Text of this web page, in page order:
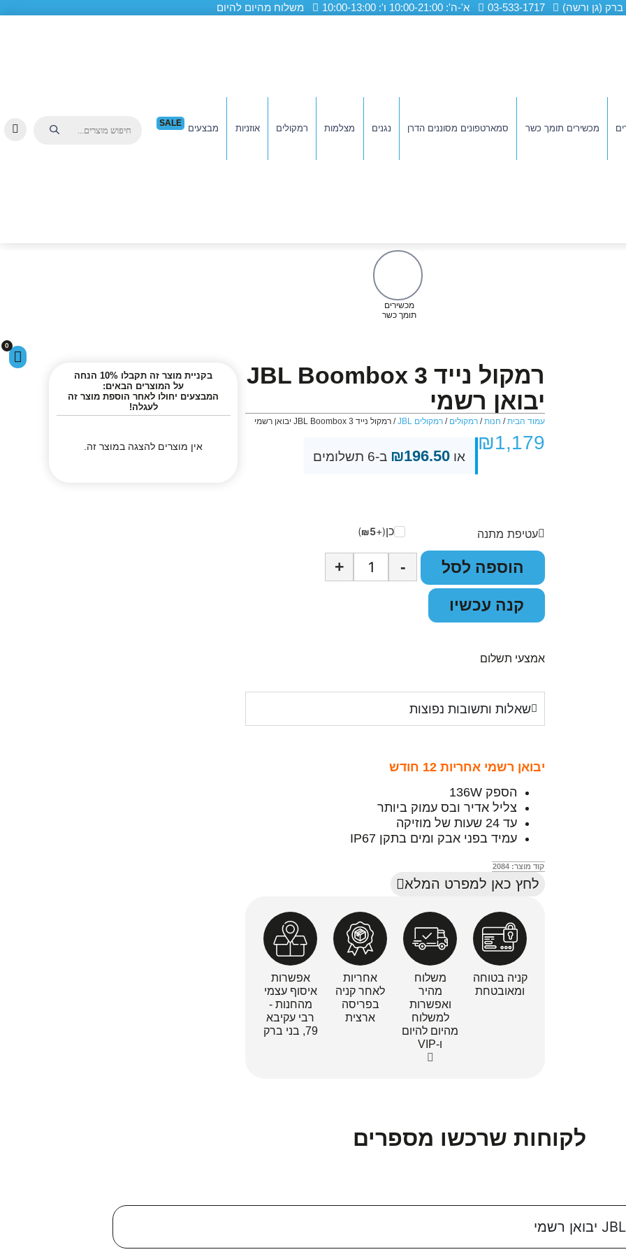
03-533-1717 א'-ה': 10:00-21:00 ו': 10:00-13:00 משלוח מהיום להיום
מכשירים תומך כשר סמארטפונים מסוננים הדרן נגנים מצלמות רמקולים אוזניות מבצעים
SALE
0
מכשירים
תומך כשר
רמקול נייד JBL Boombox 3
יבואן רשמי
עמוד הבית/ חנות/ רמקולים / רמקולים JBL / רמקול נייד JBL Boombox 3 יבואן רשמי
₪1,179
או ₪196.50 ב-6 תשלומים
עטיפת מתנה כן(+
₪5
)
-
+ הוספה לסל
קנה עכשיו
אמצעי תשלום
שאלות ותשובות נפוצות
יבואן רשמי אחריות 12 חודש
הספק 136W
צליל אדיר ובס עמוק ביותר
עד 24 שעות של מוזיקה
עמיד בפני אבק ומים בתקן IP67
קוד מוצר: 2084
לחץ כאן למפרט המלא
קניה בטוחה
ומאובטחת
משלוח
מהיר
ואפשרות
למשלוח
מהיום להיום
ו-VIP
אחריות
לאחר קניה
בפריסה
ארצית
אפשרות
איסוף עצמי
מהחנות -
רבי עקיבא
79, בני ברק
בקניית מוצר זה תקבלו 10% הנחה
על המוצרים הבאים:
המבצעים יחולו לאחר הוספת מוצר זה
לעגלה!
אין מוצרים להצגה במוצר זה.
לקוחות שרכשו מספרים